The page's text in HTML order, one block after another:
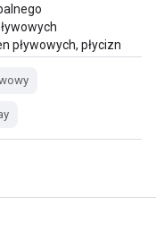
pływowych, płycizn